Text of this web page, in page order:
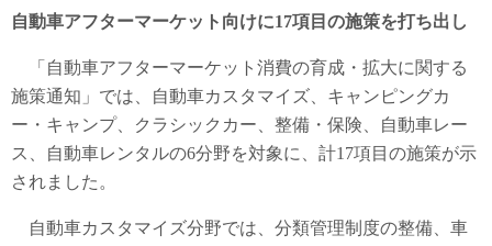
自動車アフターマーケット向けに17項目の施策を打ち出し
「自動車アフターマーケット消費の育成・拡大に関する
施策通知」では、自動車カスタマイズ、キャンピングカ
ー・キャンプ、クラシックカー、整備・保険、自動車レー
ス、自動車レンタルの6分野を対象に、計17項目の施策が示
されました。
自動車カスタマイズ分野では、分類管理制度の整備、車